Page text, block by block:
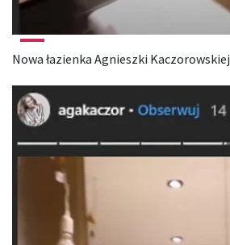
Nowa łazienka Agnieszki Kaczorowskiej